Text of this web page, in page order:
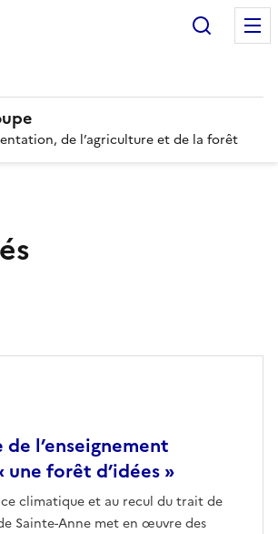
de l’agriculture et de la forêt
de l’enseignement
une forêt d’idées »
climatique et au recul du trait de
Sainte-Anne met en œuvre des